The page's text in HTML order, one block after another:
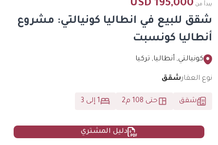
شقق للبيع في انطاليا كونيالتي: مشروع
أنطاليا كونسبت
يبدأ من 195,000 USD
كونيالتي, أنطاليا, تركيا
نوع العقارشقق
شقق حتى 108 م2 1 إلى 3
دليل المشتري